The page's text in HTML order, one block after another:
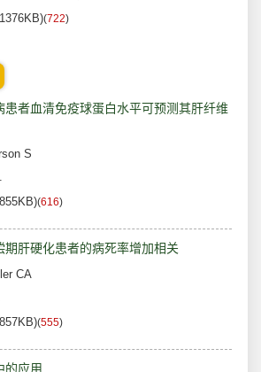
(722)
患者血清免疫球蛋白水平可预测其肝纤维
S
(616)
期肝硬化患者的病死率增加相关
CA
(555)
的应用